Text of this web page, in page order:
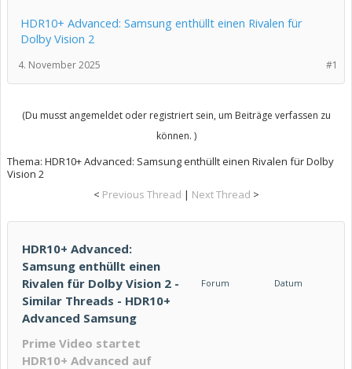
HDR10+ Advanced: Samsung enthüllt einen Rivalen für
Dolby Vision 2
#1
4. November 2025
(Du musst angemeldet oder registriert sein, um Beiträge verfassen zu
können. )
Thema: HDR10+ Advanced: Samsung enthüllt einen Rivalen für Dolby
Vision 2
< Previous Thread | Next Thread >
HDR10+ Advanced:
Samsung enthüllt einen
Rivalen für Dolby Vision 2 -
Similar Threads - HDR10+
Advanced Samsung
Forum Datum
Prime Video startet
HDR10+ Advanced auf